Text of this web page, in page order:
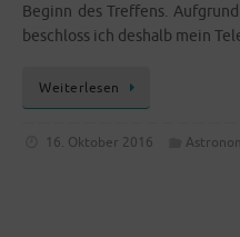
Beginn des Tref­fens.
beschloss ich des­halb mein
Wei­ter­le­sen
16. Oktober 2016